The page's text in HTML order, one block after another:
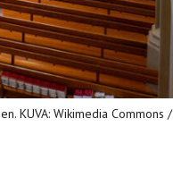
KUVA: Wikimedia Commons